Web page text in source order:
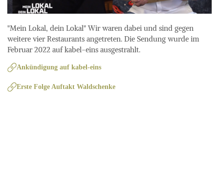
"Mein Lokal, dein Lokal" Wir waren dabei und sind gegen
weitere vier Restaurants angetreten. Die Sendung wurde im
Februar 2022 auf kabel-eins ausgestrahlt.
Ankündigung auf kabel-eins
Erste Folge Auftakt Waldschenke